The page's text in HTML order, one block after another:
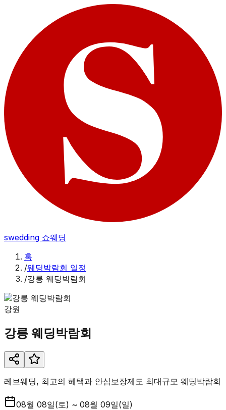
swedding 쇼웨딩
홈
/웨딩박람회 일정
/강릉 웨딩박람회
강원
강릉 웨딩박람회
레브웨딩, 최고의 혜택과 안심보장제도 최대규모 웨딩박람회
08월 08일(토) ~ 08월 09일(일)